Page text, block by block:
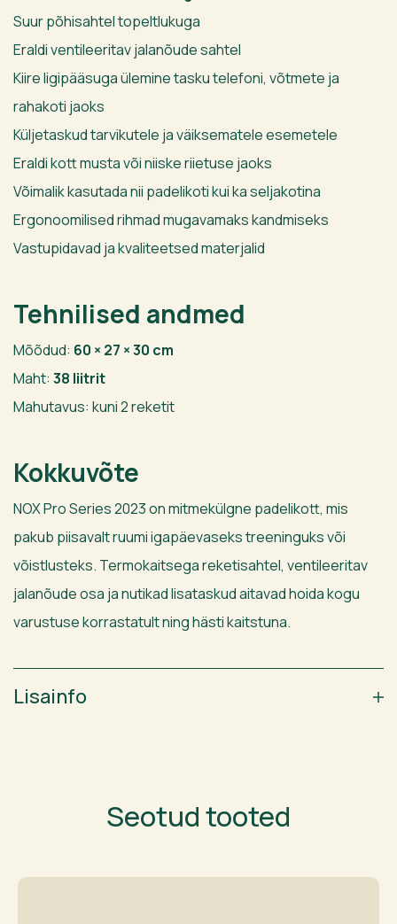
Suur põhisahtel topeltlukuga
Eraldi ventileeritav jalanõude sahtel
Kiire ligipääsuga ülemine tasku telefoni, võtmete ja
rahakoti jaoks
Küljetaskud tarvikutele ja väiksematele esemetele
Eraldi kott musta või niiske riietuse jaoks
Võimalik kasutada nii padelikoti kui ka seljakotina
Ergonoomilised rihmad mugavamaks kandmiseks
Vastupidavad ja kvaliteetsed materjalid
Tehnilised andmed
Mõõdud: 60 × 27 × 30 cm
Maht: 38 liitrit
Mahutavus: kuni 2 reketit
Kokkuvõte
NOX Pro Series 2023 on mitmekülgne padelikott, mis
pakub piisavalt ruumi igapäevaseks treeninguks või
võistlusteks. Termokaitsega reketisahtel, ventileeritav
jalanõude osa ja nutikad lisataskud aitavad hoida kogu
varustuse korrastatult ning hästi kaitstuna.
Lisainfo
Seotud tooted